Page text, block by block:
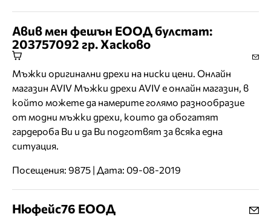
Авив мен фешън ЕООД булстат:
203757092 гр. Хасково
Мъжки оригинални дрехи на ниски цени. Онлайн
магазин AVIV Мъжки дрехи AVIV е онлайн магазин, в
който можете да намерите голямо разнообразие
от модни мъжки дрехи, които да обогатят
гардероба Ви и да Ви подготвят за всяка една
ситуация.
Посещения: 9875 | Дата: 09-08-2019
Нюфейс76 ЕООД